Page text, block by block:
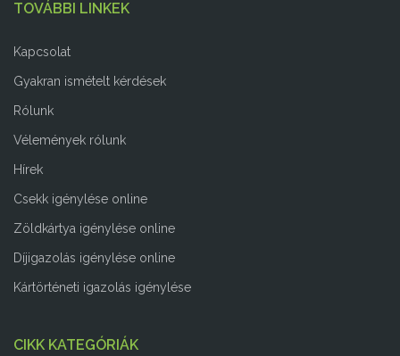
TOVÁBBI LINKEK
Kapcsolat
Gyakran ismételt kérdések
Rólunk
Vélemények rólunk
Hírek
Csekk igénylése online
Zöldkártya igénylése online
Díjigazolás igénylése online
Kártörténeti igazolás igénylése
CIKK KATEGÓRIÁK